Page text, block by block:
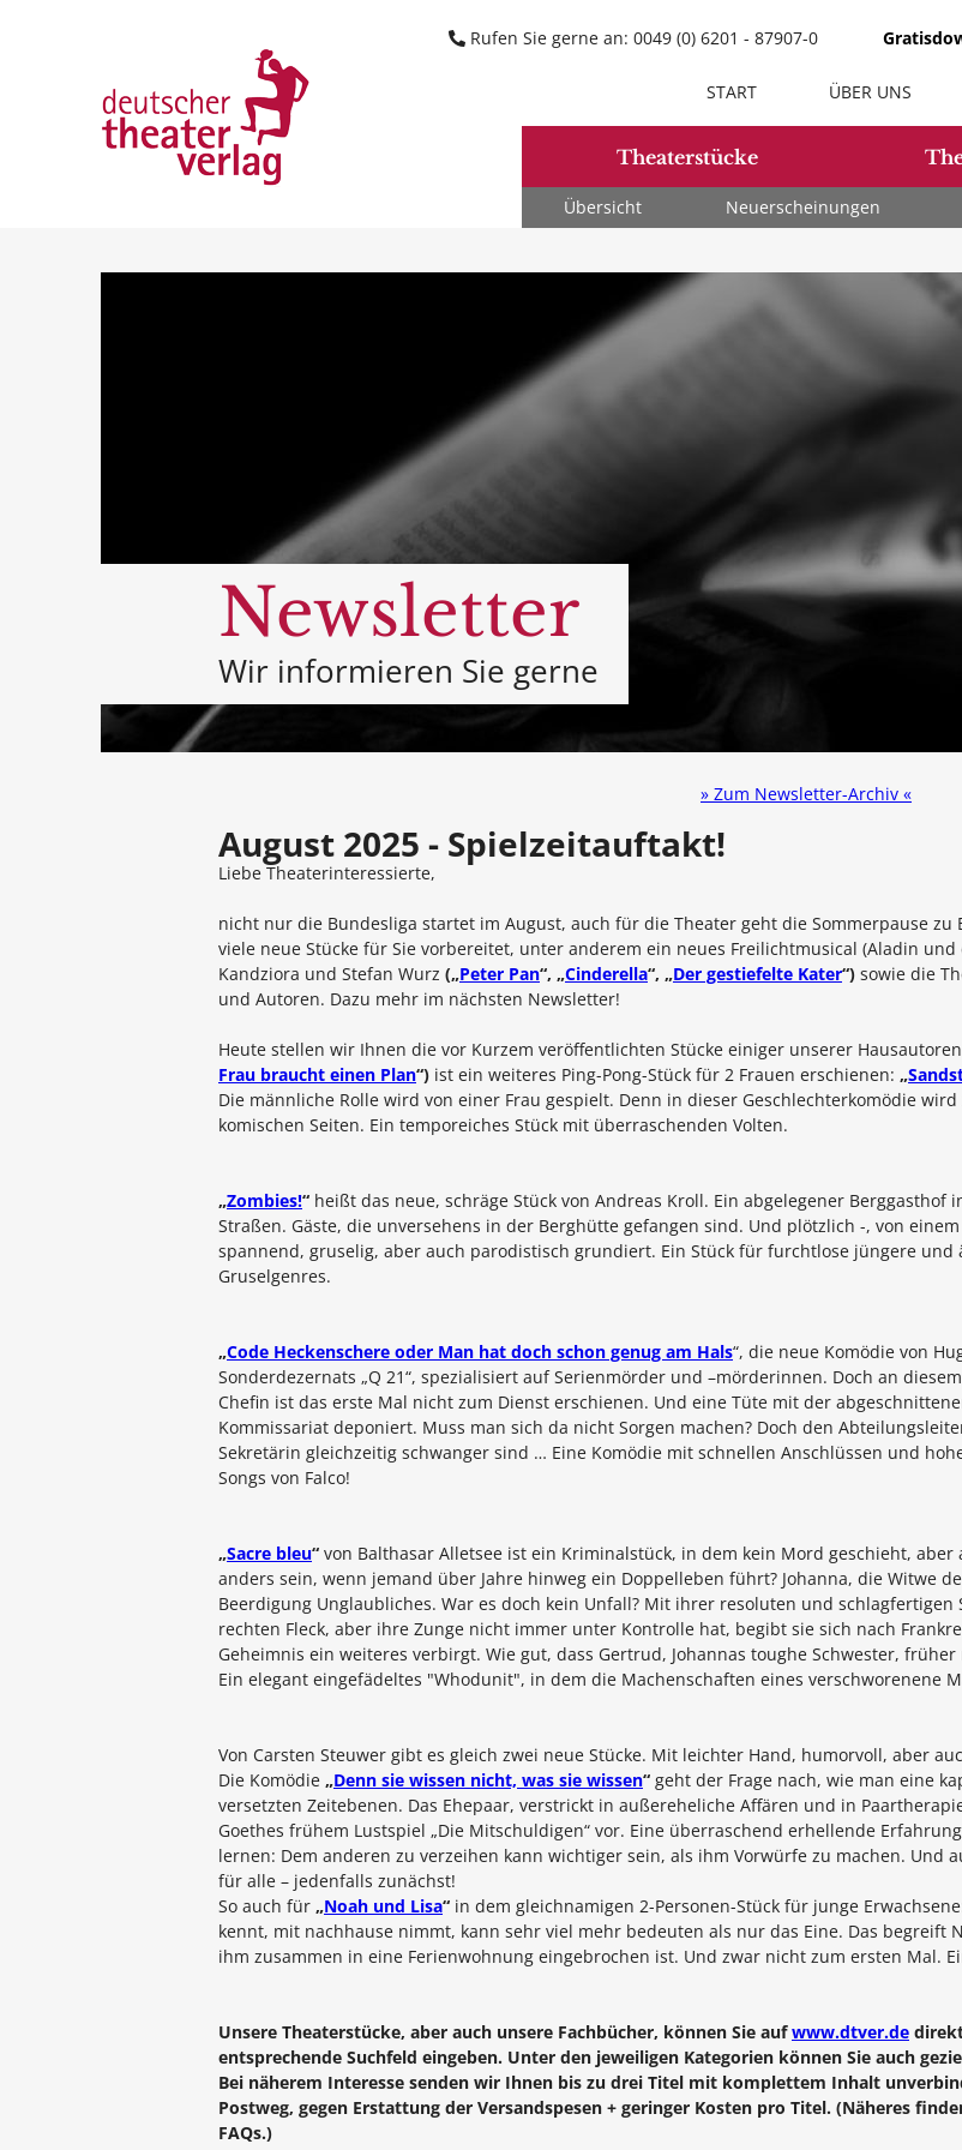
Theaterstücke
Übersicht Neuerscheinungen
START ÜBER UNS
Rufen Sie gerne an: 0049 (0) 6201 - 87907-0
Newsletter
Wir informieren Sie gerne
» Zum Newsletter-Archiv «
August 2025 - Spielzeitauftakt!
Liebe Theaterinteressierte,
nicht nur die Bundesliga startet im August, auch für die Theater geht die Sommerpause
viele neue Stücke für Sie vorbereitet, unter anderem ein neues Freilichtmusical (Aladin
Kandziora und Stefan Wurz („Peter Pan“, „Cinderella“, „Der gestiefelte Kater“) sowie die
und Autoren. Dazu mehr im nächsten Newsletter!
Heute stellen wir Ihnen die vor Kurzem veröffentlichten Stücke einiger unserer
Frau braucht einen Plan“) ist ein weiteres Ping-Pong-Stück für 2 Frauen erschienen: „
Die männliche Rolle wird von einer Frau gespielt. Denn in dieser Geschlechterkomödie
komischen Seiten. Ein temporeiches Stück mit überraschenden Volten.
„Zombies!“ heißt das neue, schräge Stück von Andreas Kroll. Ein abgelegener Berggasthof
Straßen. Gäste, die unversehens in der Berghütte gefangen sind. Und plötzlich -, von
spannend, gruselig, aber auch parodistisch grundiert. Ein Stück für furchtlose jüngere und
Gruselgenres.
„Code Heckenschere oder Man hat doch schon genug am Hals“, die neue Komödie von
Sonderdezernats „Q 21“, spezialisiert auf Serienmörder und –mörderinnen. Doch an
Chefin ist das erste Mal nicht zum Dienst erschienen. Und eine Tüte mit der
Kommissariat deponiert. Muss man sich da nicht Sorgen machen? Doch den
Sekretärin gleichzeitig schwanger sind … Eine Komödie mit schnellen Anschlüssen und
Songs von Falco!
„Sacre bleu“ von Balthasar Alletsee ist ein Kriminalstück, in dem kein Mord geschieht,
anders sein, wenn jemand über Jahre hinweg ein Doppelleben führt? Johanna, die Witwe
Beerdigung Unglaubliches. War es doch kein Unfall? Mit ihrer resoluten und schlagfertigen
rechten Fleck, aber ihre Zunge nicht immer unter Kontrolle hat, begibt sie sich nach
Geheimnis ein weiteres verbirgt. Wie gut, dass Gertrud, Johannas toughe Schwester,
Ein elegant eingefädeltes "Whodunit", in dem die Machenschaften eines verschworenene
Von Carsten Steuwer gibt es gleich zwei neue Stücke. Mit leichter Hand, humorvoll, aber
Die Komödie „Denn sie wissen nicht, was sie wissen“ geht der Frage nach, wie man eine
versetzten Zeitebenen. Das Ehepaar, verstrickt in außereheliche Affären und in
Goethes frühem Lustspiel „Die Mitschuldigen“ vor. Eine überraschend erhellende
lernen: Dem anderen zu verzeihen kann wichtiger sein, als ihm Vorwürfe zu machen. Und
für alle – jedenfalls zunächst!
So auch für „Noah und Lisa“ in dem gleichnamigen 2-Personen-Stück für junge
kennt, mit nachhause nimmt, kann sehr viel mehr bedeuten als nur das Eine. Das begreift
ihm zusammen in eine Ferienwohnung eingebrochen ist. Und zwar nicht zum ersten Mal.
Unsere Theaterstücke, aber auch unsere Fachbücher, können Sie aufwww.dtver.de
entsprechende Suchfeld eingeben. Unter den jeweiligen Kategorien können Sie auch
Bei näherem Interesse senden wir Ihnen bis zu drei Titel mit komplettem Inhalt
Postweg, gegen Erstattung der Versandspesen + geringer Kosten pro Titel. (Näheres
FAQs.)